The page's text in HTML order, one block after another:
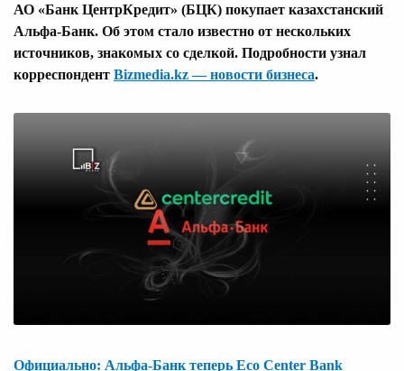
АО «Банк ЦентрКредит» (БЦК) покупает казахстанский
Альфа-Банк. Об этом стало известно от нескольких
источников, знакомых со сделкой. Подробности узнал
корреспондент Bizmedia.kz — новости бизнеса.
Официально: Альфа-Банк теперь Eco Center Bank